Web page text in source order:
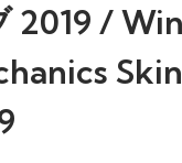
2019 /